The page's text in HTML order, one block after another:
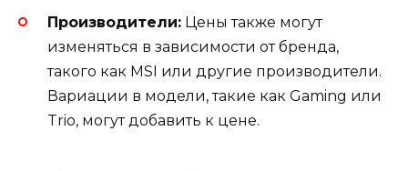
Производители: Цены также могут
изменяться в зависимости от бренда,
такого как MSI или другие производители.
Вариации в модели, такие как Gaming или
Trio, могут добавить к цене.